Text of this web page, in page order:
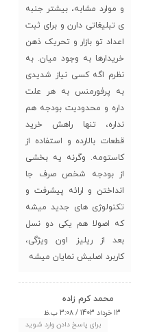
و موارد مشابه، بیشتر جنبه
ی تبلیغاتی دارن و برای ثبت
اعداد تو بازار و تحریک ذهن
خریدارها به وجود میان. به
نظرم اگه کسی نیاز شدیدی
به پرفورمنس به هر علت
داره و محدودیت بودجه هم
نداره، تنها راهش خرید
قطعات بالارده و استفاده از
کاستومه. وگرنه یه بخشی
از بودجه شخص صرف جا
انداختن و ارائه پیشرفت و
تکنولوژی های جدید میشه
که اصولا هم یکی دو نسل
بعد از ریلیز اون ویژگی،
کاربرد اصلیش نمایان میشه
محمد کرم زاده
13 خرداد 1403 / 3:08 ب.ظ
برای پاسخ دادن وارد شوید